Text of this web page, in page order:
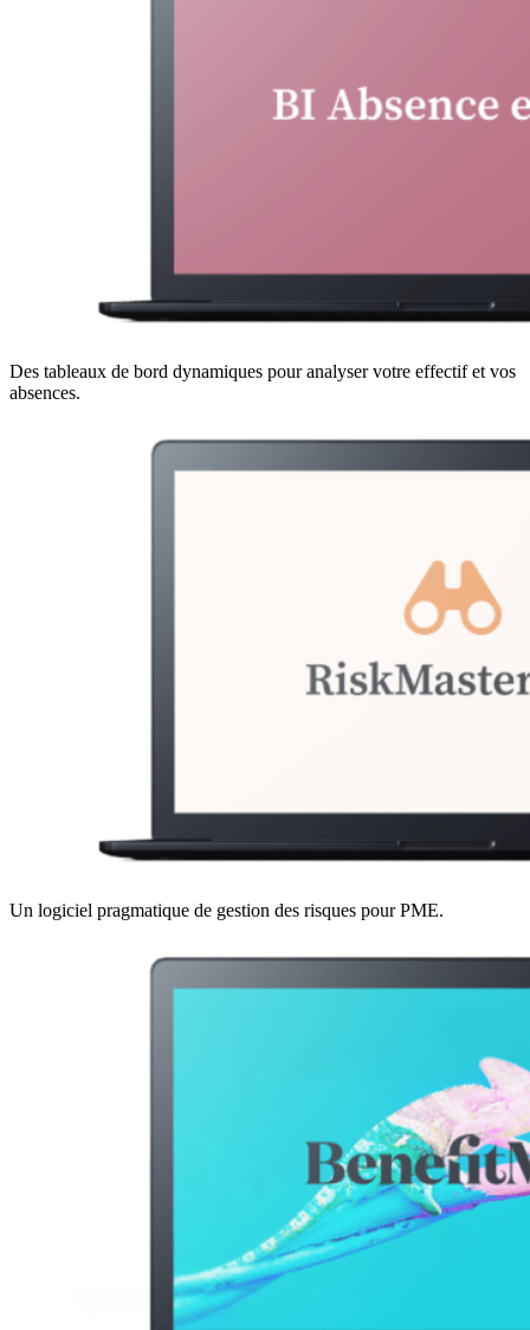
Des tableaux de bord dynamiques pour analyser votre effectif et vos
absences.
Un logiciel pragmatique de gestion des risques pour PME.